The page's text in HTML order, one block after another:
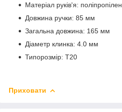
Матеріал руків'я: поліпропілен
Довжина ручки: 85 мм
Загальна довжина: 165 мм
Діаметр клинка: 4.0 мм
Типорозмір: T20
Приховати